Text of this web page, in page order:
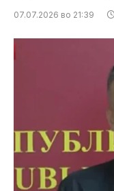
07.07.2026 во 21:39